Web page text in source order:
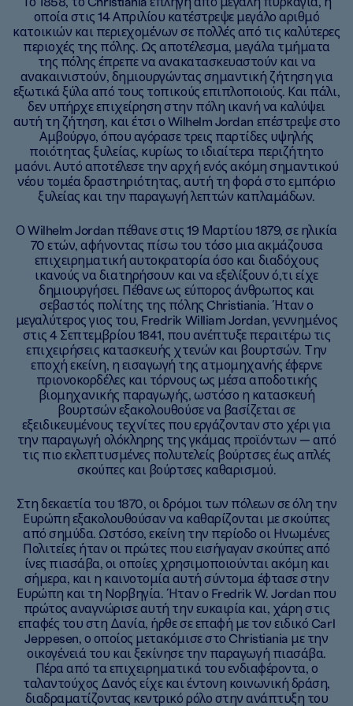
οποία στις 14 Απριλίου κατέστρεψε μεγάλο αριθμό
κατοικιών και περιεχομένων σε πολλές από τις καλύτερες
περιοχές της πόλης. Ως αποτέλεσμα, μεγάλα τμήματα
της πόλης έπρεπε να ανακατασκευαστούν και να
ανακαινιστούν, δημιουργώντας σημαντική ζήτηση για
εξωτικά ξύλα από τους τοπικούς επιπλοποιούς. Και πάλι,
δεν υπήρχε επιχείρηση στην πόλη ικανή να καλύψει
αυτή τη ζήτηση, και έτσι ο Wilhelm Jordan επέστρεψε στο
Αμβούργο, όπου αγόρασε τρεις παρτίδες υψηλής
ποιότητας ξυλείας, κυρίως το ιδιαίτερα περιζήτητο
μαόνι. Αυτό αποτέλεσε την αρχή ενός ακόμη σημαντικού
νέου τομέα δραστηριότητας, αυτή τη φορά στο εμπόριο
ξυλείας και την παραγωγή λεπτών καπλαμάδων.
Ο Wilhelm Jordan πέθανε στις 19 Μαρτίου 1879, σε ηλικία
70 ετών, αφήνοντας πίσω του τόσο μια ακμάζουσα
επιχειρηματική αυτοκρατορία όσο και διαδόχους
ικανούς να διατηρήσουν και να εξελίξουν ό,τι είχε
δημιουργήσει. Πέθανε ως εύπορος άνθρωπος και
σεβαστός πολίτης της πόλης Christiania. Ήταν ο
μεγαλύτερος γιος του, Fredrik William Jordan, γεννημένος
στις 4 Σεπτεμβρίου 1841, που ανέπτυξε περαιτέρω τις
επιχειρήσεις κατασκευής χτενών και βουρτσών. Την
εποχή εκείνη, η εισαγωγή της ατμομηχανής έφερνε
πριονοκορδέλες και τόρνους ως μέσα αποδοτικής
βιομηχανικής παραγωγής, ωστόσο η κατασκευή
βουρτσών εξακολουθούσε να βασίζεται σε
εξειδικευμένους τεχνίτες που εργάζονταν στο χέρι για
την παραγωγή ολόκληρης της γκάμας προϊόντων — από
τις πιο εκλεπτυσμένες πολυτελείς βούρτσες έως απλές
σκούπες και βούρτσες καθαρισμού.
Στη δεκαετία του 1870, οι δρόμοι των πόλεων σε όλη την
Ευρώπη εξακολουθούσαν να καθαρίζονται με σκούπες
από σημύδα. Ωστόσο, εκείνη την περίοδο οι Ηνωμένες
Πολιτείες ήταν οι πρώτες που εισήγαγαν σκούπες από
ίνες πιασάβα, οι οποίες χρησιμοποιούνται ακόμη και
σήμερα, και η καινοτομία αυτή σύντομα έφτασε στην
Ευρώπη και τη Νορβηγία. Ήταν ο Fredrik W. Jordan που
πρώτος αναγνώρισε αυτή την ευκαιρία και, χάρη στις
επαφές του στη Δανία, ήρθε σε επαφή με τον ειδικό Carl
Jeppesen, ο οποίος μετακόμισε στο Christiania με την
οικογένειά του και ξεκίνησε την παραγωγή πιασάβα.
Πέρα από τα επιχειρηματικά του ενδιαφέροντα, ο
ταλαντούχος Δανός είχε και έντονη κοινωνική δράση,
διαδραματίζοντας κεντρικό ρόλο στην ανάπτυξη του